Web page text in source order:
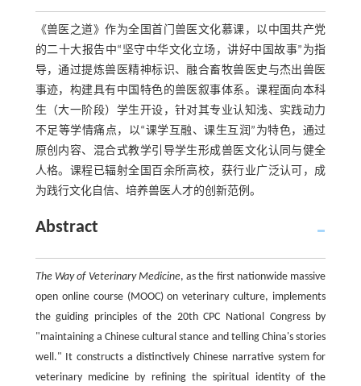
《兽医之道》作为全国首门兽医文化慕课，以中国共产党
的二十大报告中“坚守中华文化立场，讲好中国故事”为指
导，通过提炼兽医精神标识、融合畜牧兽医史与杰出兽医
事迹，构建具有中国特色的兽医叙事体系。课程面向本科
生（大一阶段）学生开设，针对其专业认知浅、实践动力
不足等学情痛点，以“课学互融、课生互润”为特色，通过
原创内容、混合式教学引导学生形成兽医文化认同与健全
人格。课程已辐射全国百余所高校，获行业广泛认可，成
为践行文化自信、培养兽医人才的创新范例。
Abstract
The Way of Veterinary Medicine, as the first nationwide massive
open online course (MOOC) on veterinary culture, implements
the guiding principles of the 20th CPC National Congress by
"maintaining a Chinese cultural stance and telling China's stories
well." It constructs a distinctively Chinese narrative system for
veterinary medicine by refining the spiritual identity of the